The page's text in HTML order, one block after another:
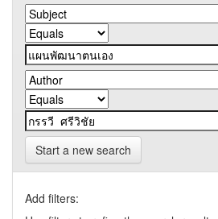
Start a new search
Add filters: